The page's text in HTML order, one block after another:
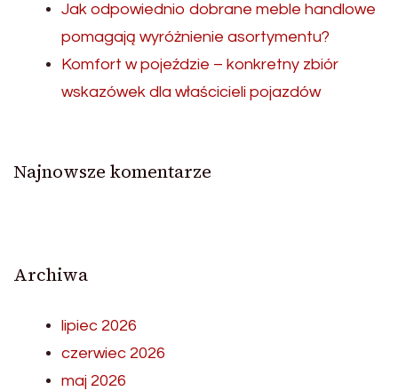
Jak odpowiednio dobrane meble handlowe
pomagają wyróżnienie asortymentu?
Komfort w pojeździe – konkretny zbiór
wskazówek dla właścicieli pojazdów
Najnowsze komentarze
Archiwa
lipiec 2026
czerwiec 2026
maj 2026